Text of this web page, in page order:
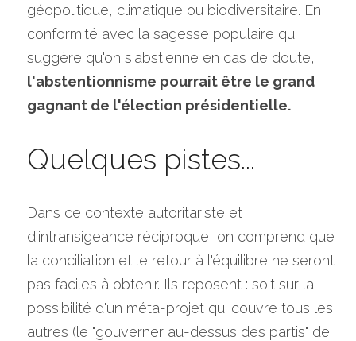
géopolitique, climatique ou biodiversitaire. En
conformité avec la sagesse populaire qui
suggère qu'on s'abstienne en cas de doute,
l'abstentionnisme pourrait être le grand
gagnant de l'élection présidentielle.
Quelques pistes...
Dans ce contexte autoritariste et
d'intransigeance réciproque, on comprend que
la conciliation et le retour à l'équilibre ne seront
pas faciles à obtenir. Ils reposent : soit sur la
possibilité d'un méta-projet qui couvre tous les
autres (le "gouverner au-dessus des partis" de